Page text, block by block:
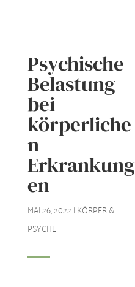
Psychische
Belastung
bei
körperliche
n
Erkrankung
en
MAI 26, 2022 | KÖRPER &
PSYCHE